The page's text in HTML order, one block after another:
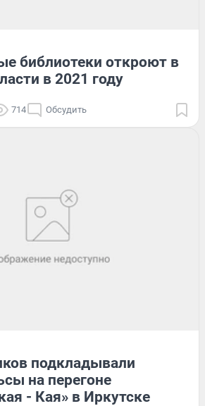
библиотеки откроют в
в 2021 году
714 Обсудить
подкладывали
на перегоне
- Кая» в Иркутске